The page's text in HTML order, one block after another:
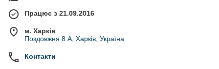
Працює з 21.09.2016
м. Харків
Поздовжня 8 А, Харків, Україна
Контакти